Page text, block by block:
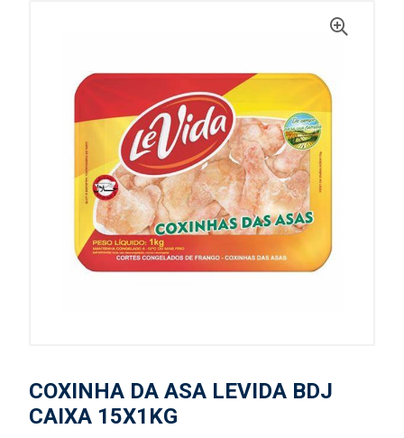
COXINHA DA ASA LEVIDA BDJ
CAIXA 15X1KG